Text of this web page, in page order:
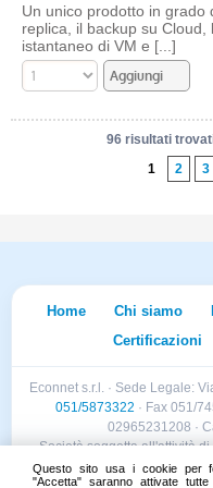
Questo sito usa i cookie per
"Accetta" saranno attivate
Un unico prodotto in grado
replica, il backup su
istantaneo di VM e [...]
96 risultati
1
2 3
Home Chi siamo
Certificazioni
Econnet s.r.l. · Sede Legale:
051/5873322 · Fax 051/
02965231208 ·
Società soggetta all'attività
Holding s.r.l. · Sede Legale: